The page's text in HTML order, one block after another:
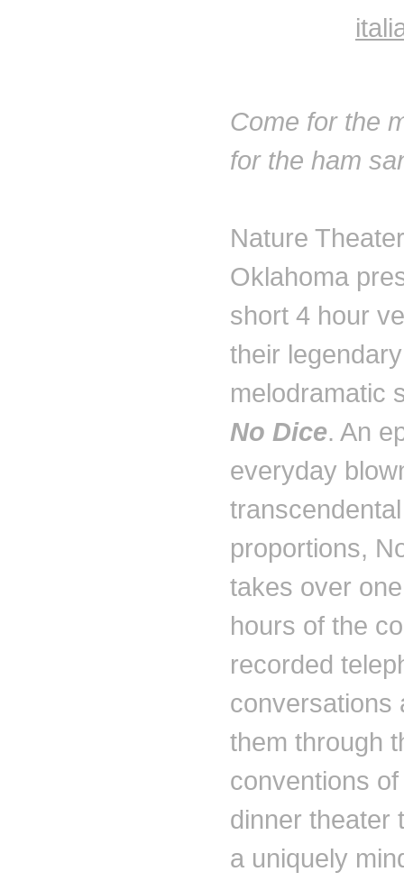
Come for the
for the ham
Nature
Oklahoma
short 4 hour
their
melodramatic
No Dice. An
everyday
transcendental
proportions,
takes over
hours of the
recorded
conversations
them through
conventions
dinner theater
a uniquely